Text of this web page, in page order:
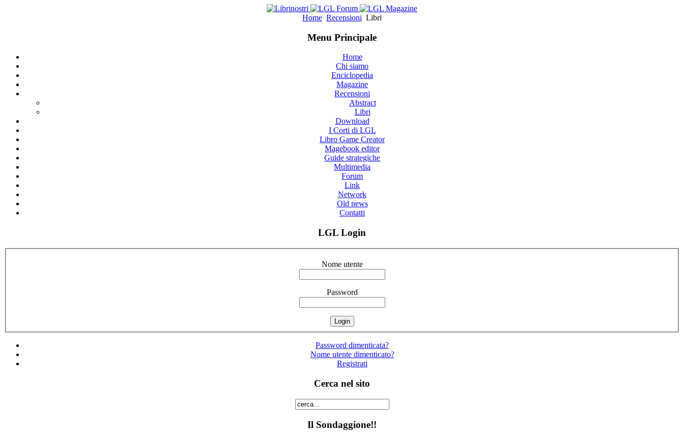
Home Recensioni Libri
Menu Principale
Home
Chi siamo
Enciclopedia
Magazine
Recensioni
Abstract
Libri
Download
I Corti di LGL
Libro Game Creator
Magebook editor
Guide strategiche
Multimedia
Forum
Link
Network
Old news
Contatti
LGL Login
Nome utente
Password
Password dimenticata?
Nome utente dimenticato?
Registrati
Cerca nel sito
Il Sondaggione!!